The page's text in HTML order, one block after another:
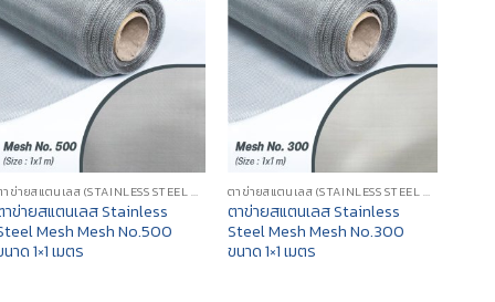
ตาข่ายสแตนเลส (STAINLESS STEEL MESH)
าข่ายสแตนเลส Stainless
Mesh Mesh No.500
าด 1×1 เมตร
ตาข่ายสแตนเลส (STAINLESS STEEL MESH)
ตาข่ายสแตนเลส Stainless
Steel Mesh Mesh No.300
ขนาด 1×1 เมตร